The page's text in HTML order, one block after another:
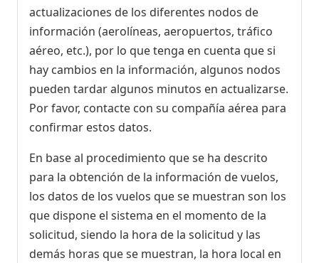
actualizaciones de los diferentes nodos de
información (aerolíneas, aeropuertos, tráfico
aéreo, etc.), por lo que tenga en cuenta que si
hay cambios en la información, algunos nodos
pueden tardar algunos minutos en actualizarse.
Por favor, contacte con su compañía aérea para
confirmar estos datos.
En base al procedimiento que se ha descrito
para la obtención de la información de vuelos,
los datos de los vuelos que se muestran son los
que dispone el sistema en el momento de la
solicitud, siendo la hora de la solicitud y las
demás horas que se muestran, la hora local en